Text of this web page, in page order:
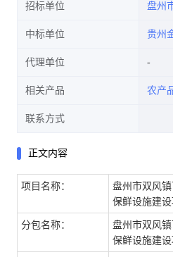
招标单位 盘州
中标单位 贵州
代理单位
相关产品 农产
联系方式
正文内容
项目名称：
盘州市双风
保鲜设施建设
分包名称：
盘州市双风
保鲜设施建设